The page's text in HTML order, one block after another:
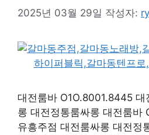
2025년 03월 29일 작성자:
대전룸바 O1O.8001.8445 대
롱 대전정통룸싸롱 대전룸바
유흥주점 대전룸싸롱 대전정